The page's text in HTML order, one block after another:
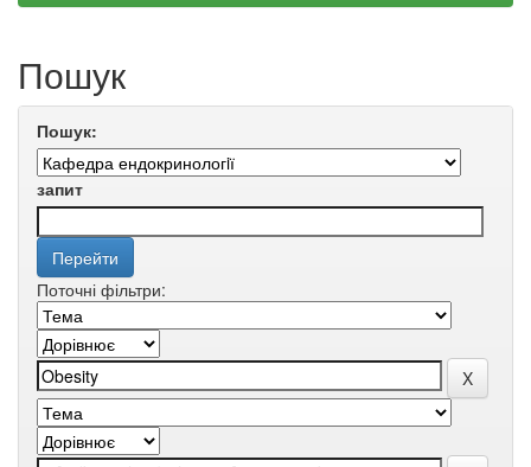
Пошук
Пошук:
запит
Поточні фільтри: